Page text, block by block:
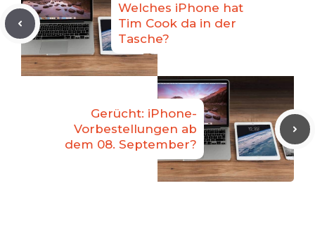
Welches iPhone hat
Tim Cook da in der
Tasche?
Gerücht: iPhone-
Vorbestellungen ab
dem 08. September?